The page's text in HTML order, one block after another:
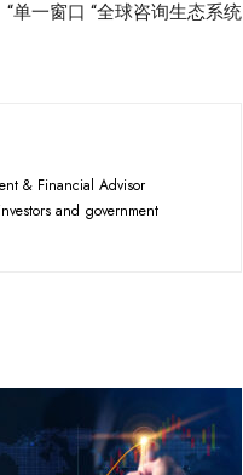
“单一窗口 “全球咨询生态系统
& Financial Advisor
and government